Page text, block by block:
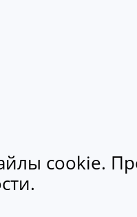
cookie.